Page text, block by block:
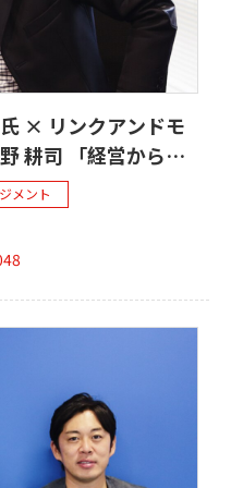
氏 × リンクアンドモ
耕司 「経営から
メント